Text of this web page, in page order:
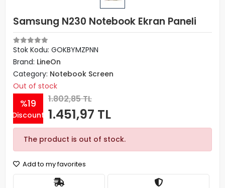
Samsung N230 Notebook Ekran Paneli
Stok Kodu: GOKBYMZPNN
Brand: LineOn
Category: Notebook Screen
Out of stock
%19
Discount
1.802,85 TL
1.451,97 TL
The product is out of stock.
Add to my favorites